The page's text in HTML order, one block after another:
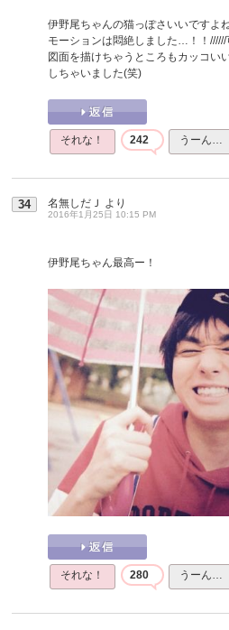
伊野尾ちゃんの猫っぽさいいですよ
モーションは悶絶しました…！！//////
図面を描けちゃうところもカッコ
しちゃいました(笑)
それな！ 242 うーん…
34 名無しだＪ より
2016年1月25日 10:15 PM
伊野尾ちゃん最高ー！
それな！ 280 うーん…